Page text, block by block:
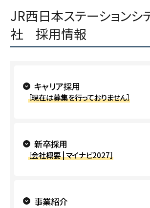
JR西日本ステーションシ
社 採用情報
キャリア採用
［現在は募集を行っておりません］
新卒採用
［会社概要 | マイナビ2027］
事業紹介